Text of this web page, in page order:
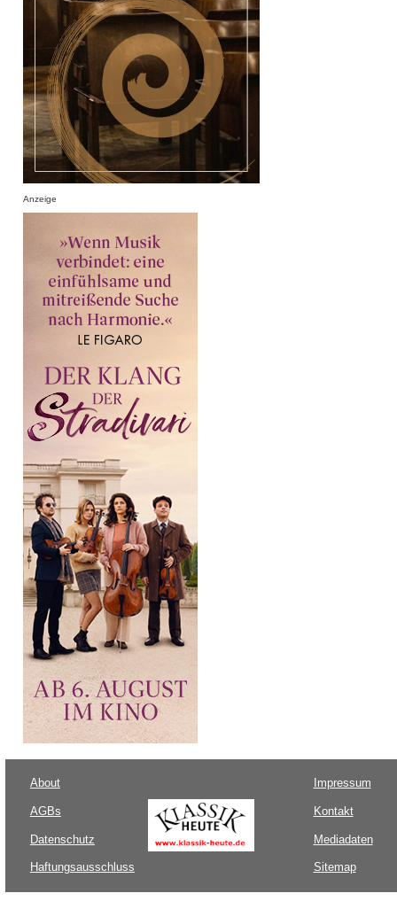
Anzeige
About
AGBs
Datenschutz
Haftungsausschluss
Impressum
Kontakt
Mediadaten
Sitemap